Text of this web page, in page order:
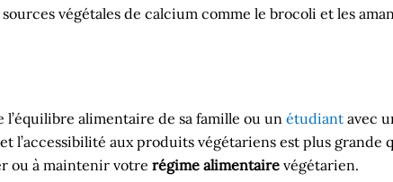
végétales de calcium comme le brocoli et les
alimentaire de sa famille ou un étudiant avec
l’accessibilité aux produits végétariens est plus grande
ou à maintenir votre régime alimentaire végétarien.